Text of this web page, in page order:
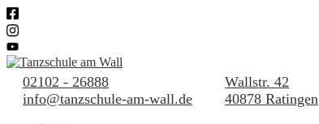
02102 - 26888
info@tanzschule-am-wall.de
Wallstr. 42
40878 Ratingen